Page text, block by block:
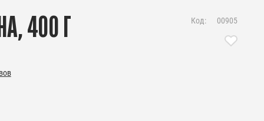
400 Г Код: 00905